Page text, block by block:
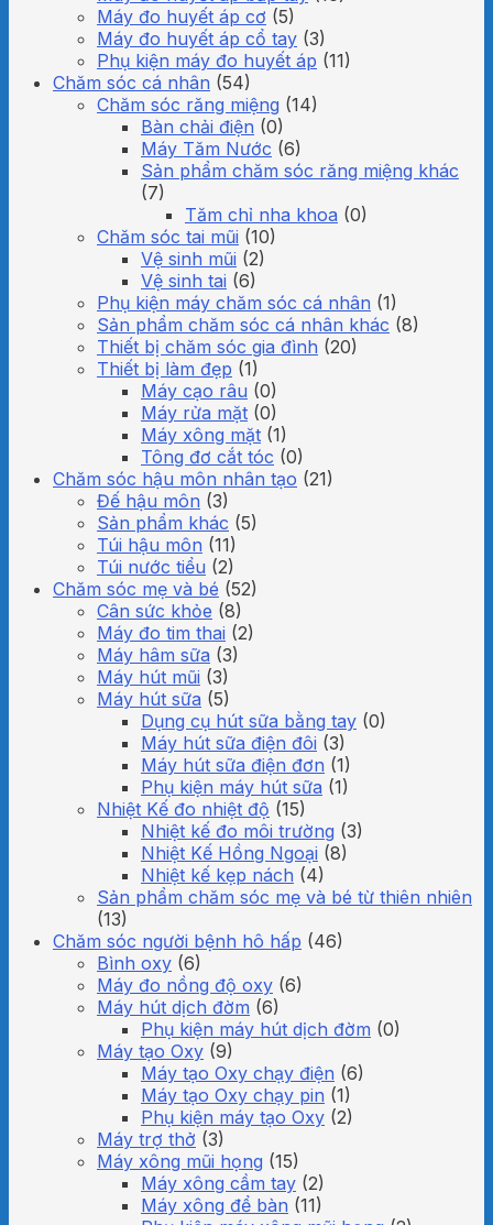
Máy đo huyết áp cơ (5)
Máy đo huyết áp cổ tay (3)
Phụ kiện máy đo huyết áp (11)
Chăm sóc cá nhân (54)
Chăm sóc răng miệng (14)
Bàn chải điện (0)
Máy Tăm Nước (6)
Sản phẩm chăm sóc răng miệng khác
(7)
Tăm chỉ nha khoa (0)
Chăm sóc tai mũi (10)
Vệ sinh mũi (2)
Vệ sinh tai (6)
Phụ kiện máy chăm sóc cá nhân (1)
Sản phẩm chăm sóc cá nhân khác (8)
Thiết bị chăm sóc gia đình (20)
Thiết bị làm đẹp (1)
Máy cạo râu (0)
Máy rửa mặt (0)
Máy xông mặt (1)
Tông đơ cắt tóc (0)
Chăm sóc hậu môn nhân tạo (21)
Đế hậu môn (3)
Sản phẩm khác (5)
Túi hậu môn (11)
Túi nước tiểu (2)
Chăm sóc mẹ và bé (52)
Cân sức khỏe (8)
Máy đo tim thai (2)
Máy hâm sữa (3)
Máy hút mũi (3)
Máy hút sữa (5)
Dụng cụ hút sữa bằng tay (0)
Máy hút sữa điện đôi (3)
Máy hút sữa điện đơn (1)
Phụ kiện máy hút sữa (1)
Nhiệt Kế đo nhiệt độ (15)
Nhiệt kế đo môi trường (3)
Nhiệt Kế Hồng Ngoại (8)
Nhiệt kế kẹp nách (4)
Sản phẩm chăm sóc mẹ và bé từ thiên nhiên
(13)
Chăm sóc người bệnh hô hấp (46)
Bình oxy (6)
Máy đo nồng độ oxy (6)
Máy hút dịch đờm (6)
Phụ kiện máy hút dịch đờm (0)
Máy tạo Oxy (9)
Máy tạo Oxy chạy điện (6)
Máy tạo Oxy chạy pin (1)
Phụ kiện máy tạo Oxy (2)
Máy trợ thở (3)
Máy xông mũi họng (15)
Máy xông cầm tay (2)
Máy xông để bàn (11)